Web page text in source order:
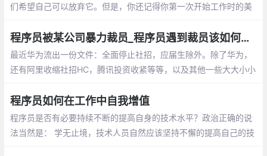
们希望自己可以放弃它。但是，你还记得你第一次开始工作时的美
力是无可匹敌的
程序员被某公司暴力裁员_程序员遇到裁员该如何应对？
最近华为流出一份文件：全面停止社招，应届生除外。除了华为，
还有阿里收缩社招HC，腾讯投资收紧等等，以及其他一些大大小小
些肯定不是空穴来风。
程序员如何在工作中自我增值
程序员是否有必要持续不断的提高自身的技术水平？政治正确的说
法当然是： 学无止境，技术人员自然应该坚持不懈的提高自己的技